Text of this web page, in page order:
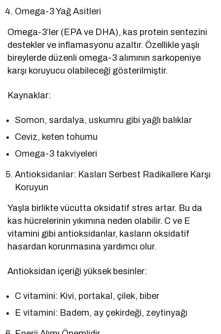
Omega-3 Yağ Asitleri
Omega-3’ler (EPA ve DHA), kas protein sentezini
destekler ve inflamasyonu azaltır. Özellikle yaşlı
bireylerde düzenli omega-3 alımının sarkopeniye
karşı koruyucu olabileceği gösterilmiştir.
Kaynaklar:
Somon, sardalya, uskumru gibi yağlı balıklar
Ceviz, keten tohumu
Omega-3 takviyeleri
Antioksidanlar: Kasları Serbest Radikallere Karşı
Koruyun
Yaşla birlikte vücutta oksidatif stres artar. Bu da
kas hücrelerinin yıkımına neden olabilir. C ve E
vitamini gibi antioksidanlar, kasların oksidatif
hasardan korunmasına yardımcı olur.
Antioksidan içeriği yüksek besinler:
C vitamini: Kivi, portakal, çilek, biber
E vitamini: Badem, ay çekirdeği, zeytinyağı